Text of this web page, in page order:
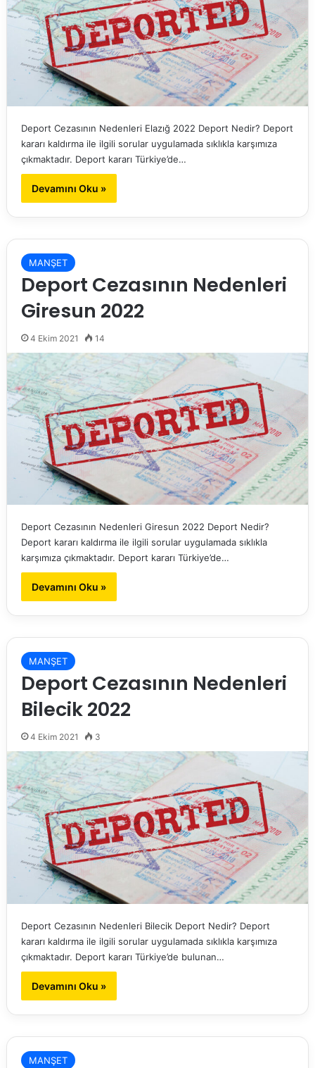
Deport Cezasının Nedenleri Elazığ 2022 Deport Nedir? Deport
kararı kaldırma ile ilgili sorular uygulamada sıklıkla karşımıza
çıkmaktadır. Deport kararı Türkiye’de…
Devamını Oku »
MANŞET
Deport Cezasının Nedenleri
Giresun 2022
4 Ekim 2021 14
Deport Cezasının Nedenleri Giresun 2022 Deport Nedir?
Deport kararı kaldırma ile ilgili sorular uygulamada sıklıkla
karşımıza çıkmaktadır. Deport kararı Türkiye’de…
Devamını Oku »
MANŞET
Deport Cezasının Nedenleri
Bilecik 2022
4 Ekim 2021 3
Deport Cezasının Nedenleri Bilecik Deport Nedir? Deport
kararı kaldırma ile ilgili sorular uygulamada sıklıkla karşımıza
çıkmaktadır. Deport kararı Türkiye’de bulunan…
Devamını Oku »
MANŞET